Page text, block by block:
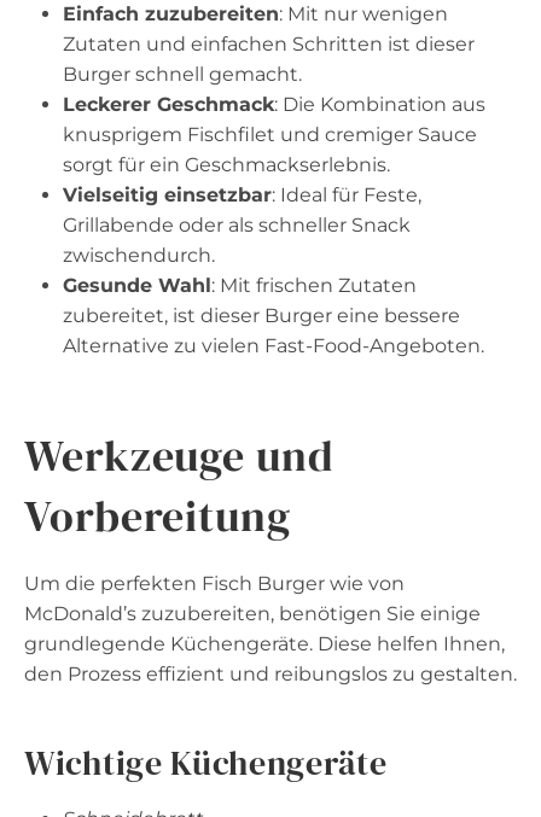
Einfach zuzubereiten: Mit nur wenigen
Zutaten und einfachen Schritten ist dieser
Burger schnell gemacht.
Leckerer Geschmack: Die Kombination aus
knusprigem Fischfilet und cremiger Sauce
sorgt für ein Geschmackserlebnis.
Vielseitig einsetzbar: Ideal für Feste,
Grillabende oder als schneller Snack
zwischendurch.
Gesunde Wahl: Mit frischen Zutaten
zubereitet, ist dieser Burger eine bessere
Alternative zu vielen Fast-Food-Angeboten.
Werkzeuge und
Vorbereitung
Um die perfekten Fisch Burger wie von
McDonald’s zuzubereiten, benötigen Sie einige
grundlegende Küchengeräte. Diese helfen Ihnen,
den Prozess effizient und reibungslos zu gestalten.
Wichtige Küchengeräte